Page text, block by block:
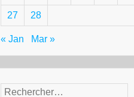
27 28
« Jan Mar »
Rechercher :